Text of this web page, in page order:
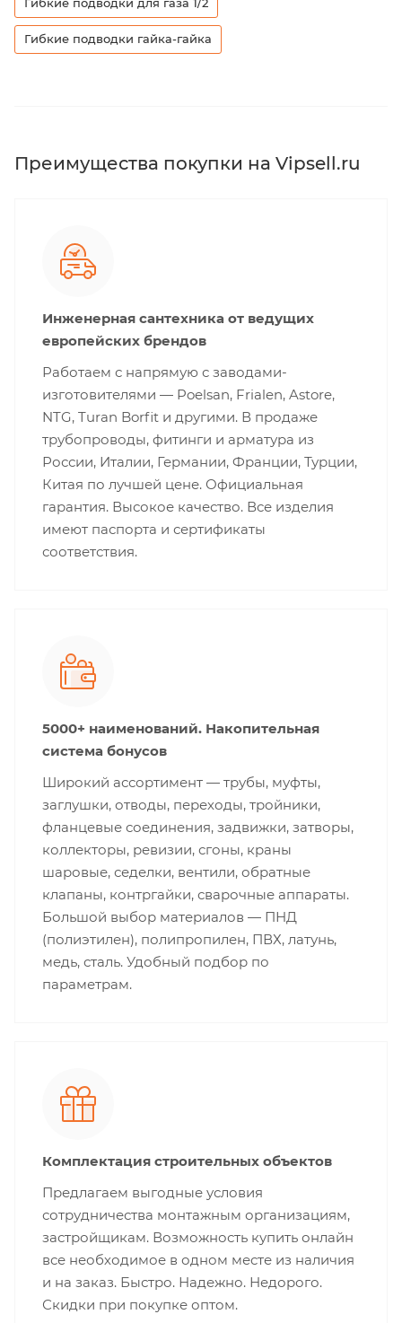
Гибкие подводки гайка-гайка
Преимущества покупки на Vipsell.ru
Инженерная сантехника от ведущих
европейских брендов
Работаем с напрямую с заводами-
изготовителями — Poelsan, Frialen, Astore,
NTG, Turan Borfit и другими. В продаже
трубопроводы, фитинги и арматура из
России, Италии, Германии, Франции, Турции,
Китая по лучшей цене. Официальная
гарантия. Высокое качество. Все изделия
имеют паспорта и сертификаты
соответствия.
5000+ наименований. Накопительная
система бонусов
Широкий ассортимент — трубы, муфты,
заглушки, отводы, переходы, тройники,
фланцевые соединения, задвижки, затворы,
коллекторы, ревизии, сгоны, краны
шаровые, седелки, вентили, обратные
клапаны, контргайки, сварочные аппараты.
Большой выбор материалов — ПНД
(полиэтилен), полипропилен, ПВХ, латунь,
медь, сталь. Удобный подбор по
параметрам.
Комплектация строительных объектов
Предлагаем выгодные условия
сотрудничества монтажным организациям,
застройщикам. Возможность купить онлайн
все необходимое в одном месте из наличия
и на заказ. Быстро. Надежно. Недорого.
Скидки при покупке оптом.